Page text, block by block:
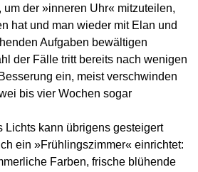
der »inneren Uhr« mitzuteilen,
hat und man wieder mit Elan und
Aufgaben bewältigen
der Fälle tritt bereits nach wenigen
ein, meist verschwinden
bis vier Wochen sogar
Lichts kann übrigens gesteigert
ein »Frühlingszimmer« einrichtet:
Farben, frische blühende